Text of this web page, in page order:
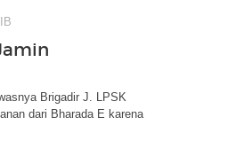
Brigadir J. LPSK
dari Bharada E karena